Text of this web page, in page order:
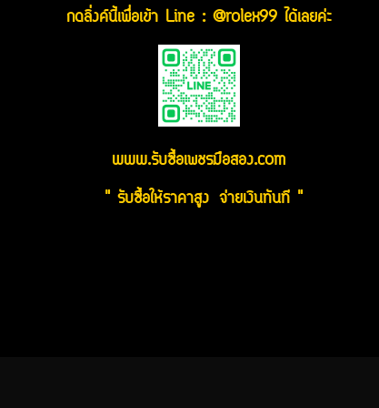
กดลิ่งค์นี้เพื่อเข้า Line : @rolex99 ได้เลยค่ะ
www.รับซื้อเพชรมือสอง.com
" รับซื้อให้ราคาสูง จ่ายเงินทันที "